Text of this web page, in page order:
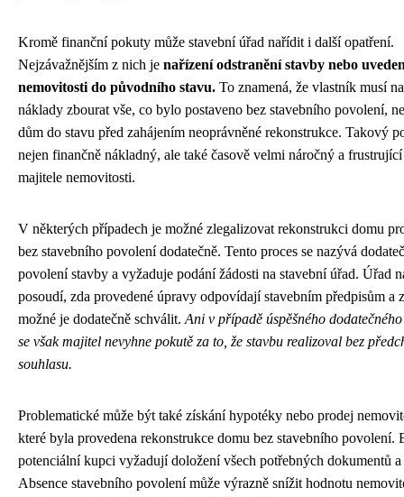
Kromě finanční pokuty může stavební úřad nařídit i další opatření.
Nejzávažnějším z nich je nařízení odstranění stavby nebo
nemovitosti do původního stavu. To znamená, že vlastník musí
náklady zbourat vše, co bylo postaveno bez stavebního povolení,
dům do stavu před zahájením neoprávněné rekonstrukce. Takový
nejen finančně nákladný, ale také časově velmi náročný a
majitele nemovitosti.
V některých případech je možné zlegalizovat rekonstrukci domu
bez stavebního povolení dodatečně. Tento proces se nazývá
povolení stavby a vyžaduje podání žádosti na stavební úřad. Úřad
posoudí, zda provedené úpravy odpovídají stavebním předpisům a
možné je dodatečně schválit. Ani v případě úspěšného
se však majitel nevyhne pokutě za to, že stavbu realizoval bez
souhlasu.
Problematické může být také získání hypotéky nebo prodej
které byla provedena rekonstrukce domu bez stavebního povolení.
potenciální kupci vyžadují doložení všech potřebných dokumentů
Absence stavebního povolení může výrazně snížit hodnotu